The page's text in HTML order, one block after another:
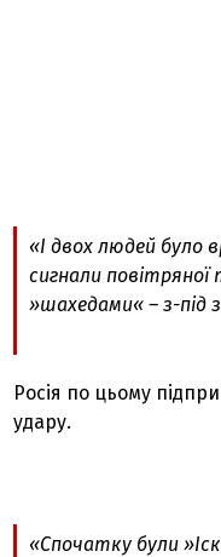
«І двох людей було
сигнали
»шахедами« – з-під
Росія по цьому
удару.
«Спочатку були